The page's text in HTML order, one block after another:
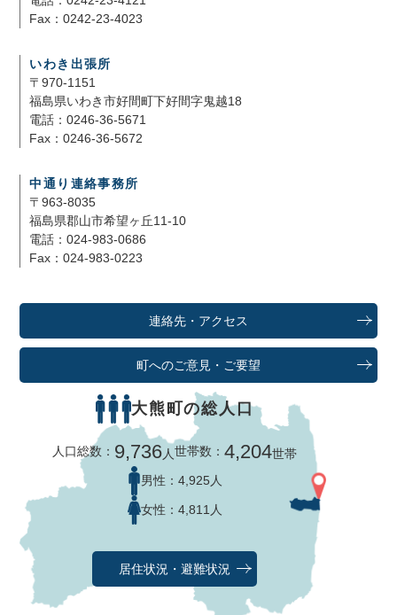
Fax：0242-23-4023
いわき出張所
〒970-1151
福島県いわき市好間町下好間字鬼越18
電話：0246-36-5671
Fax：0246-36-5672
中通り連絡事務所
〒963-8035
福島県郡山市希望ヶ丘11-10
電話：024-983-0686
Fax：024-983-0223
連絡先・アクセス
町へのご意見・ご要望
大熊町の総人口
人口総数： 9,736人世帯数：4,204世帯
男性： 4,925人
女性： 4,811人
居住状況・避難状況